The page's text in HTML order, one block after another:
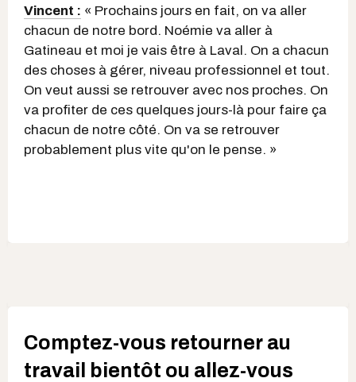
Vincent : « Prochains jours en fait, on va aller
chacun de notre bord. Noémie va aller à
Gatineau et moi je vais être à Laval. On a chacun
des choses à gérer, niveau professionnel et tout.
On veut aussi se retrouver avec nos proches. On
va profiter de ces quelques jours-là pour faire ça
chacun de notre côté. On va se retrouver
probablement plus vite qu'on le pense. »
Comptez-vous retourner au
travail bientôt ou allez-vous